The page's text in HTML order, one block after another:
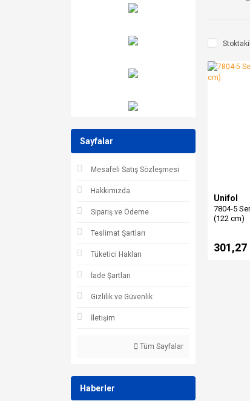
Sayfalar
Mesafeli Satış Sözleşmesi
Hakkımızda
Sipariş ve Ödeme
Teslimat Şartları
Tüketici Hakları
İade Şartları
Gizlilik ve Güvenlik
İletişim
Tüm Sayfalar
Haberler
Unifol
7804-5
(122 cm)
301,27